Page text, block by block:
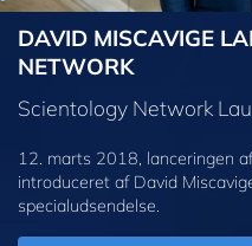
DAVID MISCAVIGE
NETWORK
Scientology Network
12. marts 2018, lanceringen
introduceret af David
specialudsendelse.